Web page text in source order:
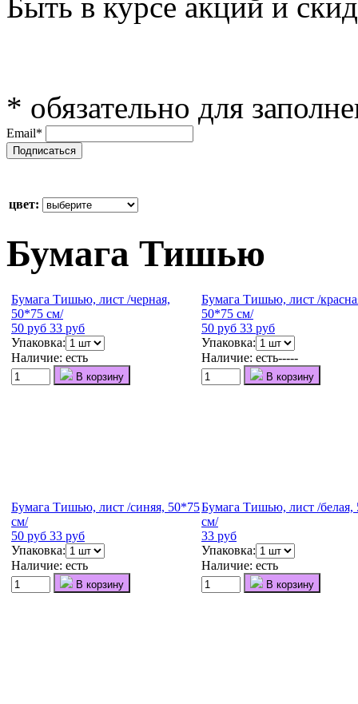
* обязательно для
Email*
цвет:
Бумага Тишью
Бумага Тишью, лист /черная,
50*75 см/
50 руб 33 руб
Упаковка:
Наличие: есть
В корзину
Бумага Тишью, лист /
50*75 см/
50 руб 33 руб
Упаковка:
Наличие: есть-----
В корзину
Бумага Тишью, лист /синяя, 50*75
см/
50 руб 33 руб
Упаковка:
Наличие: есть
В корзину
Бумага Тишью, лист /белая,
см/
33 руб
Упаковка:
Наличие: есть
В корзину